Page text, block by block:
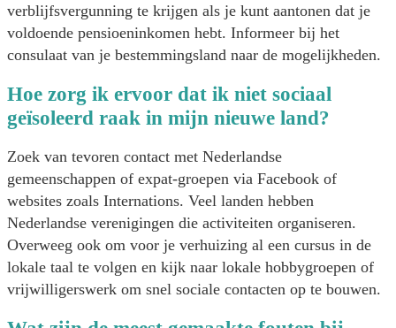
verblijfsvergunning te krijgen als je kunt aantonen dat je
voldoende pensioeninkomen hebt. Informeer bij het
consulaat van je bestemmingsland naar de mogelijkheden.
Hoe zorg ik ervoor dat ik niet sociaal
geïsoleerd raak in mijn nieuwe land?
Zoek van tevoren contact met Nederlandse
gemeenschappen of expat-groepen via Facebook of
websites zoals Internations. Veel landen hebben
Nederlandse verenigingen die activiteiten organiseren.
Overweeg ook om voor je verhuizing al een cursus in de
lokale taal te volgen en kijk naar lokale hobbygroepen of
vrijwilligerswerk om snel sociale contacten op te bouwen.